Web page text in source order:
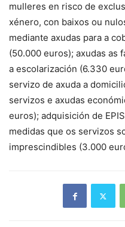
mulleres en risco de
xénero, con baixos ou
mediante axudas para a
(50.000 euros); axudas as
a escolarización (6.330
servizo de axuda a
servizos e axudas
euros); adquisición de
medidas que os servizos
imprescindibles (3.000